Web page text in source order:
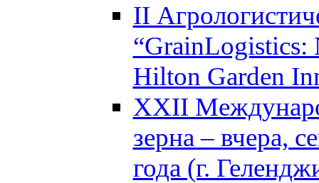
II
“GrainLogistics:
Hilton Garden
XXII
зерна – вчера,
года (г.